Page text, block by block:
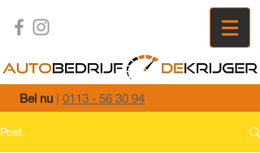
Bel nu 0113 - 56 30 94
Post